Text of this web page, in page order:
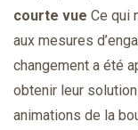
courte vue Ce qui
aux mesures
changement a été
obtenir leur
animations de la